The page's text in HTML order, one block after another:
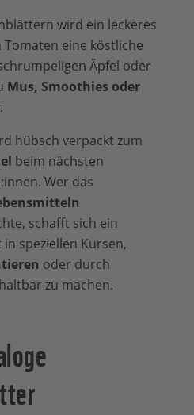
wird ein leckeres
Tomaten eine köstliche
Äpfel oder
Mus, Smoothies oder
hübsch verpackt zum
beim nächsten
Wer das
schafft sich ein
speziellen Kursen,
oder durch
zu machen.